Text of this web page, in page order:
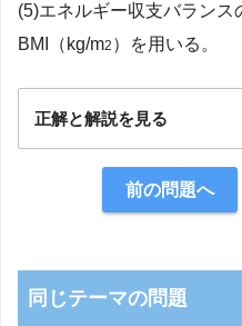
(5)エネルギー収支バランス
BMI（kg/m2 ）を用いる。
正解と解説を見る
前の問題へ
同じテーマの問題